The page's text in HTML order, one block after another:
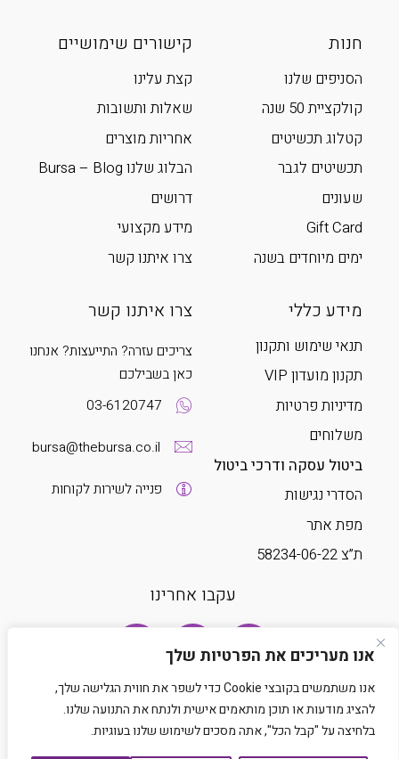
אנו מעריכים את הפרטיות שלך
אנו משתמשים בקובצי Cookie כדי לשפר את חווית הגלישה שלך,
להציג מודעות או תוכן מותאמים אישית ולנתח את התנועה שלנו.
בלחיצה על "קבל הכל", אתה מסכים לשימוש שלנו בעוגיות.
חנות
הסניפים שלנו
קולקציית 50 שנה
קטלוג תכשיטים
תכשיטים לגבר
שעונים
Gift Card
ימים מיוחדים בשנה
קישורים שימושיים
קצת עלינו
שאלות ותשובות
אחריות מוצרים
הבלוג שלנו Bursa – Blog
דרושים
מידע מקצועי
צרו איתנו קשר
מידע כללי
תנאי שימוש ותקנון
תקנון מועדון VIP
מדיניות פרטיות
משלוחים
ביטול עסקה ודרכי ביטול
הסדרי נגישות
מפת אתר
ת”צ 58234-06-22
צרו איתנו קשר
צריכים עזרה? התייעצות? אנחנו
כאן בשבילכם
03-6120747
bursa@thebursa.co.il
פנייה לשירות לקוחות
עקבו אחרינו